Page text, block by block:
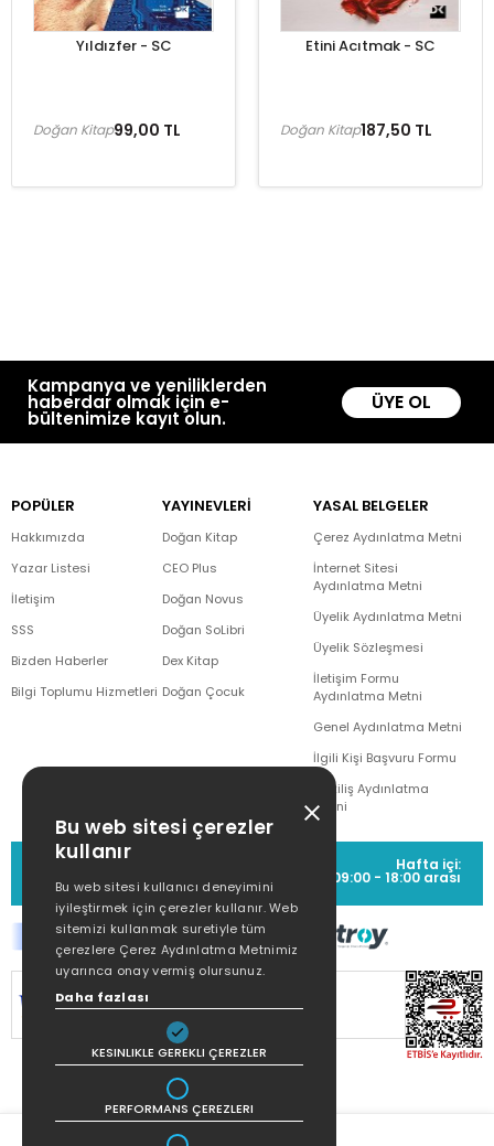
Yıldızfer - SC
99,00 TL
Doğan Kitap
Etini Acıtmak - SC
187,50 TL
Doğan Kitap
Kampanya ve yeniliklerden
haberdar olmak için e-
bültenimize kayıt olun.
ÜYE OL
POPÜLER
Hakkımızda
Yazar Listesi
İletişim
SSS
Bizden Haberler
Bilgi Toplumu Hizmetleri
YAYINEVLERİ
Doğan Kitap
CEO Plus
Doğan Novus
Doğan SoLibri
Dex Kitap
Doğan Çocuk
YASAL BELGELER
Çerez Aydınlatma Metni
İnternet Sitesi
Aydınlatma Metni
Üyelik Aydınlatma Metni
Üyelik Sözleşmesi
İletişim Formu
Aydınlatma Metni
Genel Aydınlatma Metni
İlgili Kişi Başvuru Formu
Çekiliş Aydınlatma
Metni
MÜŞTERİ HİZMETLERİ
(0212) 373 77 00
Hafta içi:
09:00 - 18:00 arası
SİTEMİZ
KORUNMAKTADIR.
Bu web sitesi çerezler
kullanır
Bu web sitesi kullanıcı deneyimini
iyileştirmek için çerezler kullanır. Web
sitemizi kullanmak suretiyle tüm
çerezlere Çerez Aydınlatma Metnimiz
uyarınca onay vermiş olursunuz.
Daha fazlası
KESINLIKLE GEREKLI ÇEREZLER
PERFORMANS ÇEREZLERI